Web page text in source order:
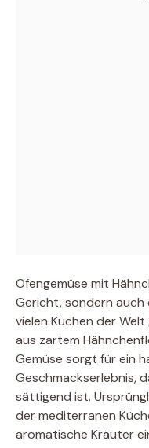
Ofengemüse mit
Gericht, sondern auch
vielen Küchen der
aus zartem
Gemüse sorgt für ein
Geschmackserlebnis,
sättigend ist.
der mediterranen
aromatische Kräuter